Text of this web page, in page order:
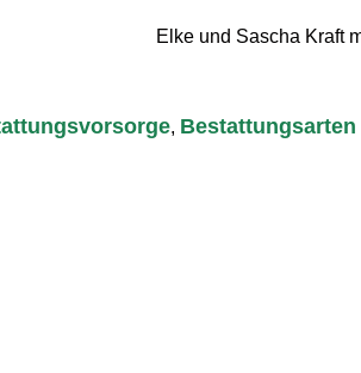
, Bestattungsarten